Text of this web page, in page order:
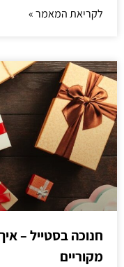
לקריאת המאמר »
חנוכה בסטייל –
מקוריים